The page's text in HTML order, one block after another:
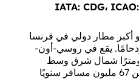
مطار باريس شارل ديغول (IATA: CDG، ICAO:
مطار دولي في فرنسا
يقع في روسي-أون-
على بعد نحو 23 كيلومترًا شمال شرق وسط
باريس. يستقبل CDG أكثر من 67 مليون مسافر سنويًا